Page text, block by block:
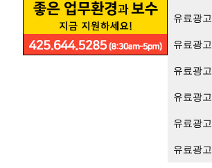
유료광고
유료광고
유료광고
유료광고
유료광고
유료광고